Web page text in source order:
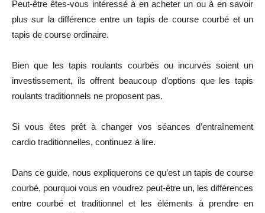
Peut-être êtes-vous intéressé à en acheter un ou à en savoir
plus sur la différence entre un tapis de course courbé et un
tapis de course ordinaire.
Bien que les tapis roulants courbés ou incurvés soient un
investissement, ils offrent beaucoup d’options que les tapis
roulants traditionnels ne proposent pas.
Si vous êtes prêt à changer vos séances d’entraînement
cardio traditionnelles, continuez à lire.
Dans ce guide, nous expliquerons ce qu’est un tapis de course
courbé, pourquoi vous en voudrez peut-être un, les différences
entre courbé et traditionnel et les éléments à prendre en